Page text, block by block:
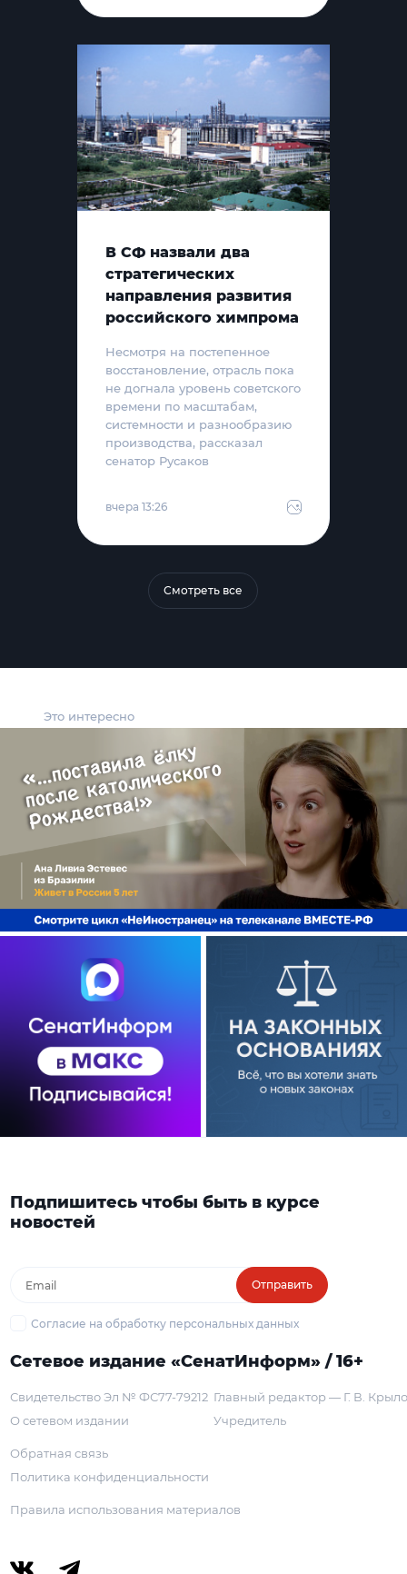
Это интересно
В СФ назвали два
стратегических
направления развития
российского химпрома
Несмотря на постепенное
восстановление, отрасль пока
не догнала уровень советского
времени по масштабам,
системности и разнообразию
производства, рассказал
сенатор Русаков
вчера 13:26
Смотреть все
Подпишитесь чтобы быть в курсе
новостей
Отправить
Согласие на обработку персональных данных
Сетевое издание «СенатИнформ» / 16+
Свидетельство Эл № ФС77-79212
О сетевом издании
Главный редактор — Г. В.
Учредитель
Обратная связь
Политика конфиденциальности
Правила использования материалов